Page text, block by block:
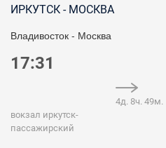
ИРКУТСК - МОСКВА
Владивосток - Москва
17:31
вокзал иркутск-
пассажирский
4д. 8ч. 49м.